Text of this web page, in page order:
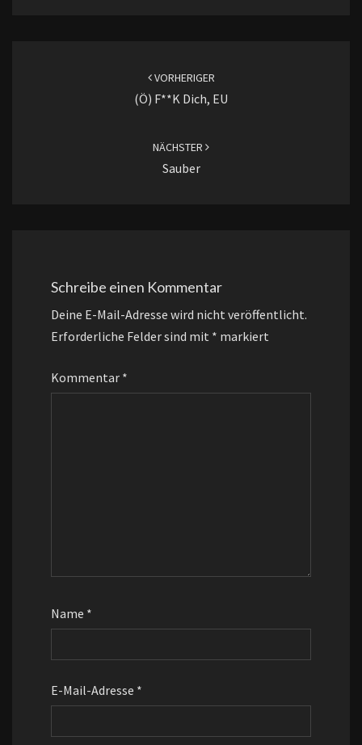
VORHERIGER
(ö) F**k Dich, EU
NÄCHSTER
Sauber
Schreibe einen Kommentar
Deine E-Mail-Adresse wird nicht veröffentlicht.
Erforderliche Felder sind mit * markiert
Kommentar *
Name *
E-Mail-Adresse *